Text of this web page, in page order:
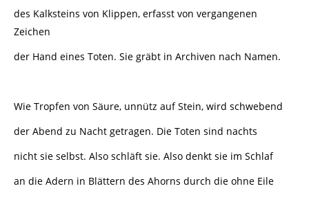
des Kalksteins von Klippen, erfasst von vergangenen
Zeichen
der Hand eines Toten. Sie gräbt in Archiven nach Namen.
Wie Tropfen von Säure, unnütz auf Stein, wird schwebend
der Abend zu Nacht getragen. Die Toten sind nachts
nicht sie selbst. Also schläft sie. Also denkt sie im Schlaf
an die Adern in Blättern des Ahorns durch die ohne Eile